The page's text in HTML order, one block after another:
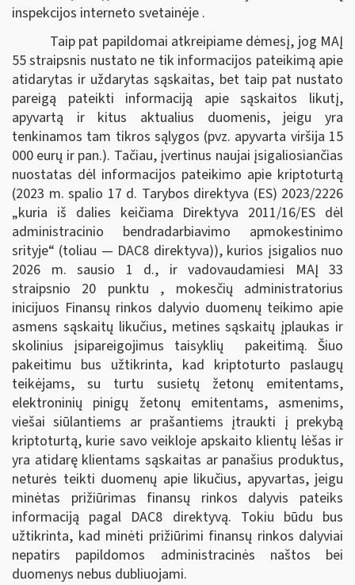
inspekcijos interneto svetainėje .
Taip pat papildomai atkreipiame dėmesį, jog MAĮ
55 straipsnis nustato ne tik informacijos pateikimą apie
atidarytas ir uždarytas sąskaitas, bet taip pat nustato
pareigą pateikti informaciją apie sąskaitos likutį,
apyvartą ir kitus aktualius duomenis, jeigu yra
tenkinamos tam tikros sąlygos (pvz. apyvarta viršija 15
000 eurų ir pan.). Tačiau, įvertinus naujai įsigaliosiančias
nuostatas dėl informacijos pateikimo apie kriptoturtą
(2023 m. spalio 17 d. Tarybos direktyva (ES) 2023/2226
„kuria iš dalies keičiama Direktyva 2011/16/ES dėl
administracinio bendradarbiavimo apmokestinimo
srityje“ (toliau — DAC8 direktyva)), kurios įsigalios nuo
2026 m. sausio 1 d., ir vadovaudamiesi MAĮ 33
straipsnio 20 punktu , mokesčių administratorius
inicijuos Finansų rinkos dalyvio duomenų teikimo apie
asmens sąskaitų likučius, metines sąskaitų įplaukas ir
skolinius įsipareigojimus taisyklių pakeitimą. Šiuo
pakeitimu bus užtikrinta, kad kriptoturto paslaugų
teikėjams, su turtu susietų žetonų emitentams,
elektroninių pinigų žetonų emitentams, asmenims,
viešai siūlantiems ar prašantiems įtraukti į prekybą
kriptoturtą, kurie savo veikloje apskaito klientų lėšas ir
yra atidarę klientams sąskaitas ar panašius produktus,
neturės teikti duomenų apie likučius, apyvartas, jeigu
minėtas prižiūrimas finansų rinkos dalyvis pateiks
informaciją pagal DAC8 direktyvą. Tokiu būdu bus
užtikrinta, kad minėti prižiūrimi finansų rinkos dalyviai
nepatirs papildomos administracinės naštos bei
duomenys nebus dubliuojami.